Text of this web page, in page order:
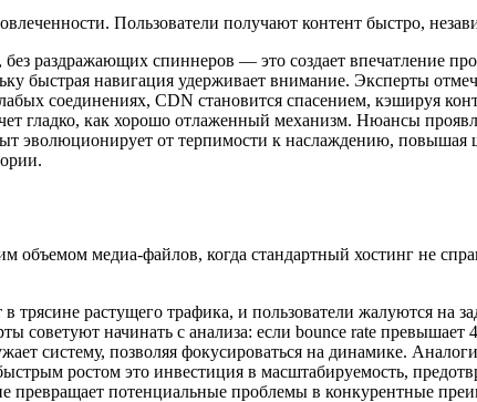
Пользователи получают контент быстро,
раздражающих спиннеров — это создает впечатление
быстрая навигация удерживает внимание. Эксперты
соединениях, CDN становится спасением, кэшируя
гладко, как хорошо отлаженный механизм. Нюансы
эволюционирует от терпимости к наслаждению,
медиа-файлов, когда стандартный хостинг не
растущего трафика, и пользователи жалуются на
советуют начинать с анализа: если bounce rate превышает
систему, позволяя фокусироваться на динамике.
ростом это инвестиция в масштабируемость,
потенциальные проблемы в конкурентные